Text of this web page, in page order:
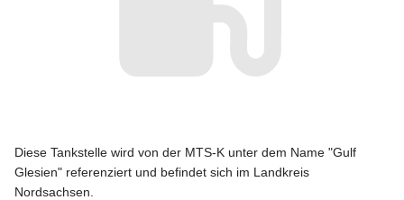
Diese Tankstelle wird von der MTS-K unter dem Name "Gulf
Glesien" referenziert und befindet sich im Landkreis
Nordsachsen.